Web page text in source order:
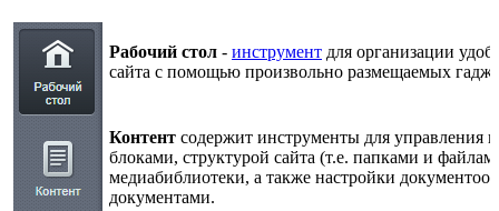
Рабочий стол - инструмент для организации
сайта с помощью произвольно размещаемых
Контент содержит инструменты для
блоками, структурой сайта (т.е. папками и
медиабиблиотеки, а также настройки
документами.